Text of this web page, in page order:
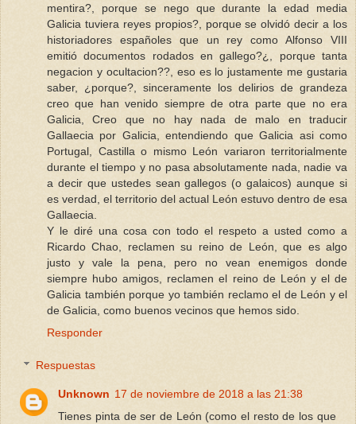
mentira?, porque se nego que durante la edad media
Galicia tuviera reyes propios?, porque se olvidó decir a los
historiadores españoles que un rey como Alfonso VIII
emitió documentos rodados en gallego?¿, porque tanta
negacion y ocultacion??, eso es lo justamente me gustaria
saber, ¿porque?, sinceramente los delirios de grandeza
creo que han venido siempre de otra parte que no era
Galicia, Creo que no hay nada de malo en traducir
Gallaecia por Galicia, entendiendo que Galicia asi como
Portugal, Castilla o mismo León variaron territorialmente
durante el tiempo y no pasa absolutamente nada, nadie va
a decir que ustedes sean gallegos (o galaicos) aunque si
es verdad, el territorio del actual León estuvo dentro de esa
Gallaecia.
Y le diré una cosa con todo el respeto a usted como a
Ricardo Chao, reclamen su reino de León, que es algo
justo y vale la pena, pero no vean enemigos donde
siempre hubo amigos, reclamen el reino de León y el de
Galicia también porque yo también reclamo el de León y el
de Galicia, como buenos vecinos que hemos sido.
Responder
Respuestas
Unknown 17 de noviembre de 2018 a las 21:38
Tienes pinta de ser de León (como el resto de los que